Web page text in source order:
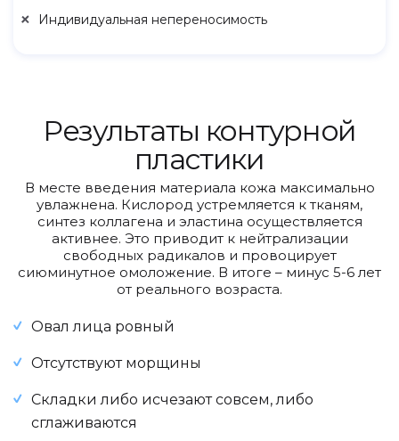
Индивидуальная непереносимость
Результаты контурной
пластики
В месте введения материала кожа максимально
увлажнена. Кислород устремляется к тканям,
синтез коллагена и эластина осуществляется
активнее. Это приводит к нейтрализации
свободных радикалов и провоцирует
сиюминутное омоложение. В итоге – минус 5-6 лет
от реального возраста.
Овал лица ровный
Отсутствуют морщины
Складки либо исчезают совсем, либо
сглаживаются